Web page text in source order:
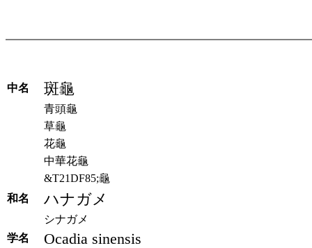
中名 斑龜
青頭龜
草龜
花龜
中華花龜
&T21DF85;龜
和名
ハナガメ
シナガメ
学名
Ocadia sinensis